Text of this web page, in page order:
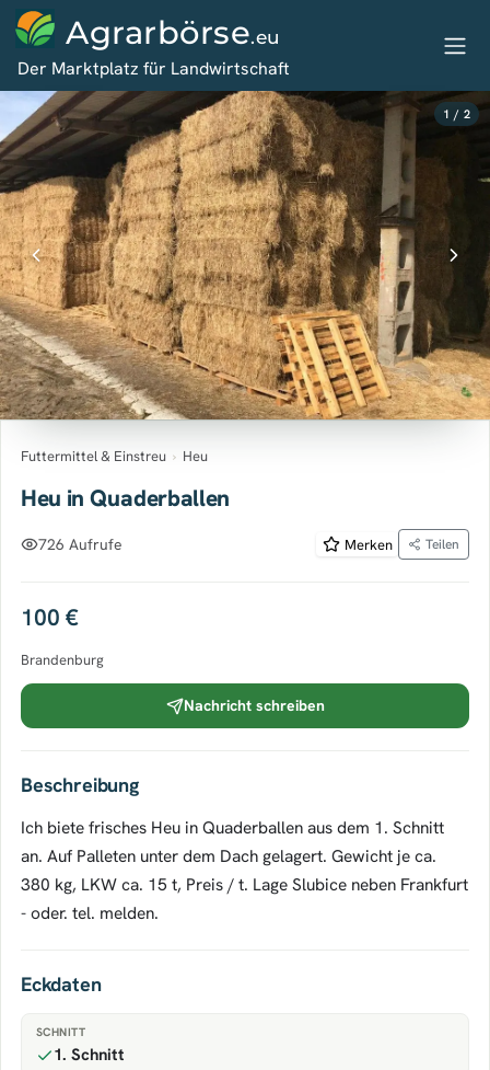
Agrarbörse.eu
Der Marktplatz für Landwirtschaft
1 / 2
Futtermittel & Einstreu › Heu
Heu in Quaderballen
726 Aufrufe Merken Teilen
100 €
Brandenburg
Nachricht schreiben
Beschreibung
Ich biete frisches Heu in Quaderballen aus dem 1. Schnitt
an. Auf Palleten unter dem Dach gelagert. Gewicht je ca.
380 kg, LKW ca. 15 t, Preis / t. Lage Slubice neben Frankfurt
- oder. tel. melden.
Eckdaten
SCHNITT
1. Schnitt